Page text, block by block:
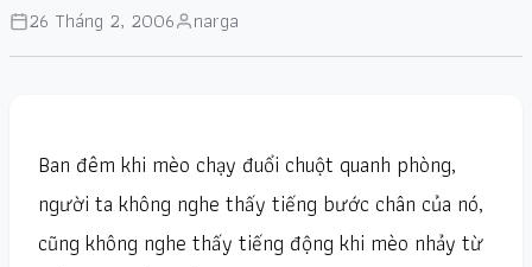
26 Tháng 2, 2006 narga
Ban đêm khi mèo chạy đuổi chuột quanh phòng,
người ta không nghe thấy tiếng bước chân của nó,
cũng không nghe thấy tiếng động khi mèo nhảy từ